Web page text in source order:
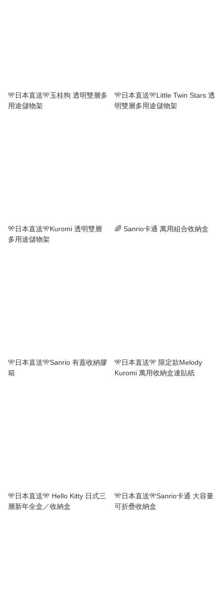
🎌日本直送🎌玉桂狗 透明雙層多
用途儲物架
🎌日本直送🎌Little Twin Stars 透
明雙層多用途儲物架
🎌日本直送🎌Kuromi 透明雙層
多用途儲物架
🌈 Sanrio卡通 萬用組合收納盒
🎌日本直送🎌Sanrio 有蓋收納膠
箱
🎌日本直送🎌 限定款Melody
Kuromi 萬用收納盒連貼紙
🎌日本直送🎌 Hello Kitty 日式三
層新年全盒／收納盒
️🎌日本直送🎌Sanrio卡通 大容量
可折疊收納盒